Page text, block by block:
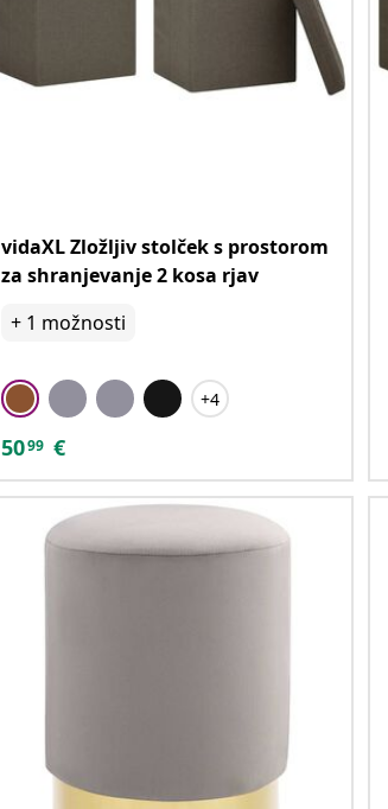
vidaXL Zložljiv stolček s prostorom
za shranjevanje 2 kosa rjav
+ 1 možnosti
+4
5099 €